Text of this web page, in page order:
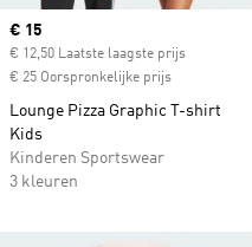
Current price
€ 15
€ 12,50 Laatste laagste prijs
€ 25 Oorspronkelijke prijs
Lounge Pizza Graphic T-shirt
Kids
Kinderen Sportswear
3 kleuren